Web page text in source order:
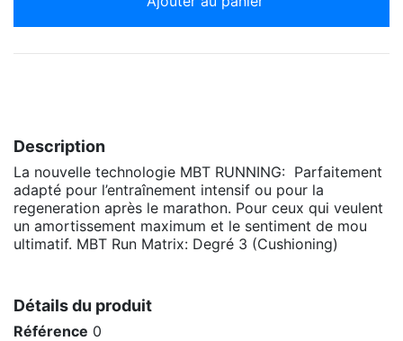
Description
La nouvelle technologie MBT RUNNING: Parfaitement
adapté pour l’entraînement intensif ou pour la
regeneration après le marathon. Pour ceux qui veulent
un amortissement maximum et le sentiment de mou
ultimatif. MBT Run Matrix: Degré 3 (Cushioning)
Détails du produit
Référence 0